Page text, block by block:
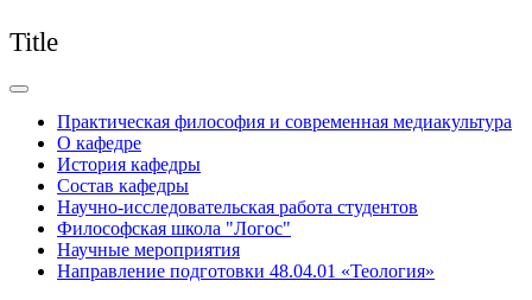
Title
Практическая философия и современная медиакультура
О кафедре
История кафедры
Состав кафедры
Научно-исследовательская работа студентов
Философская школа "Логос"
Научные мероприятия
Направление подготовки 48.04.01 «Теология»